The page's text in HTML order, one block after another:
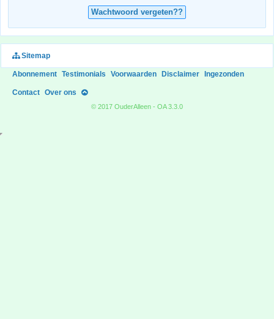
Wachtwoord vergeten??
Sitemap
Abonnement Testimonials Voorwaarden Disclaimer Ingezonden
Contact Over ons
© 2017 OuderAlleen - OA 3.3.0